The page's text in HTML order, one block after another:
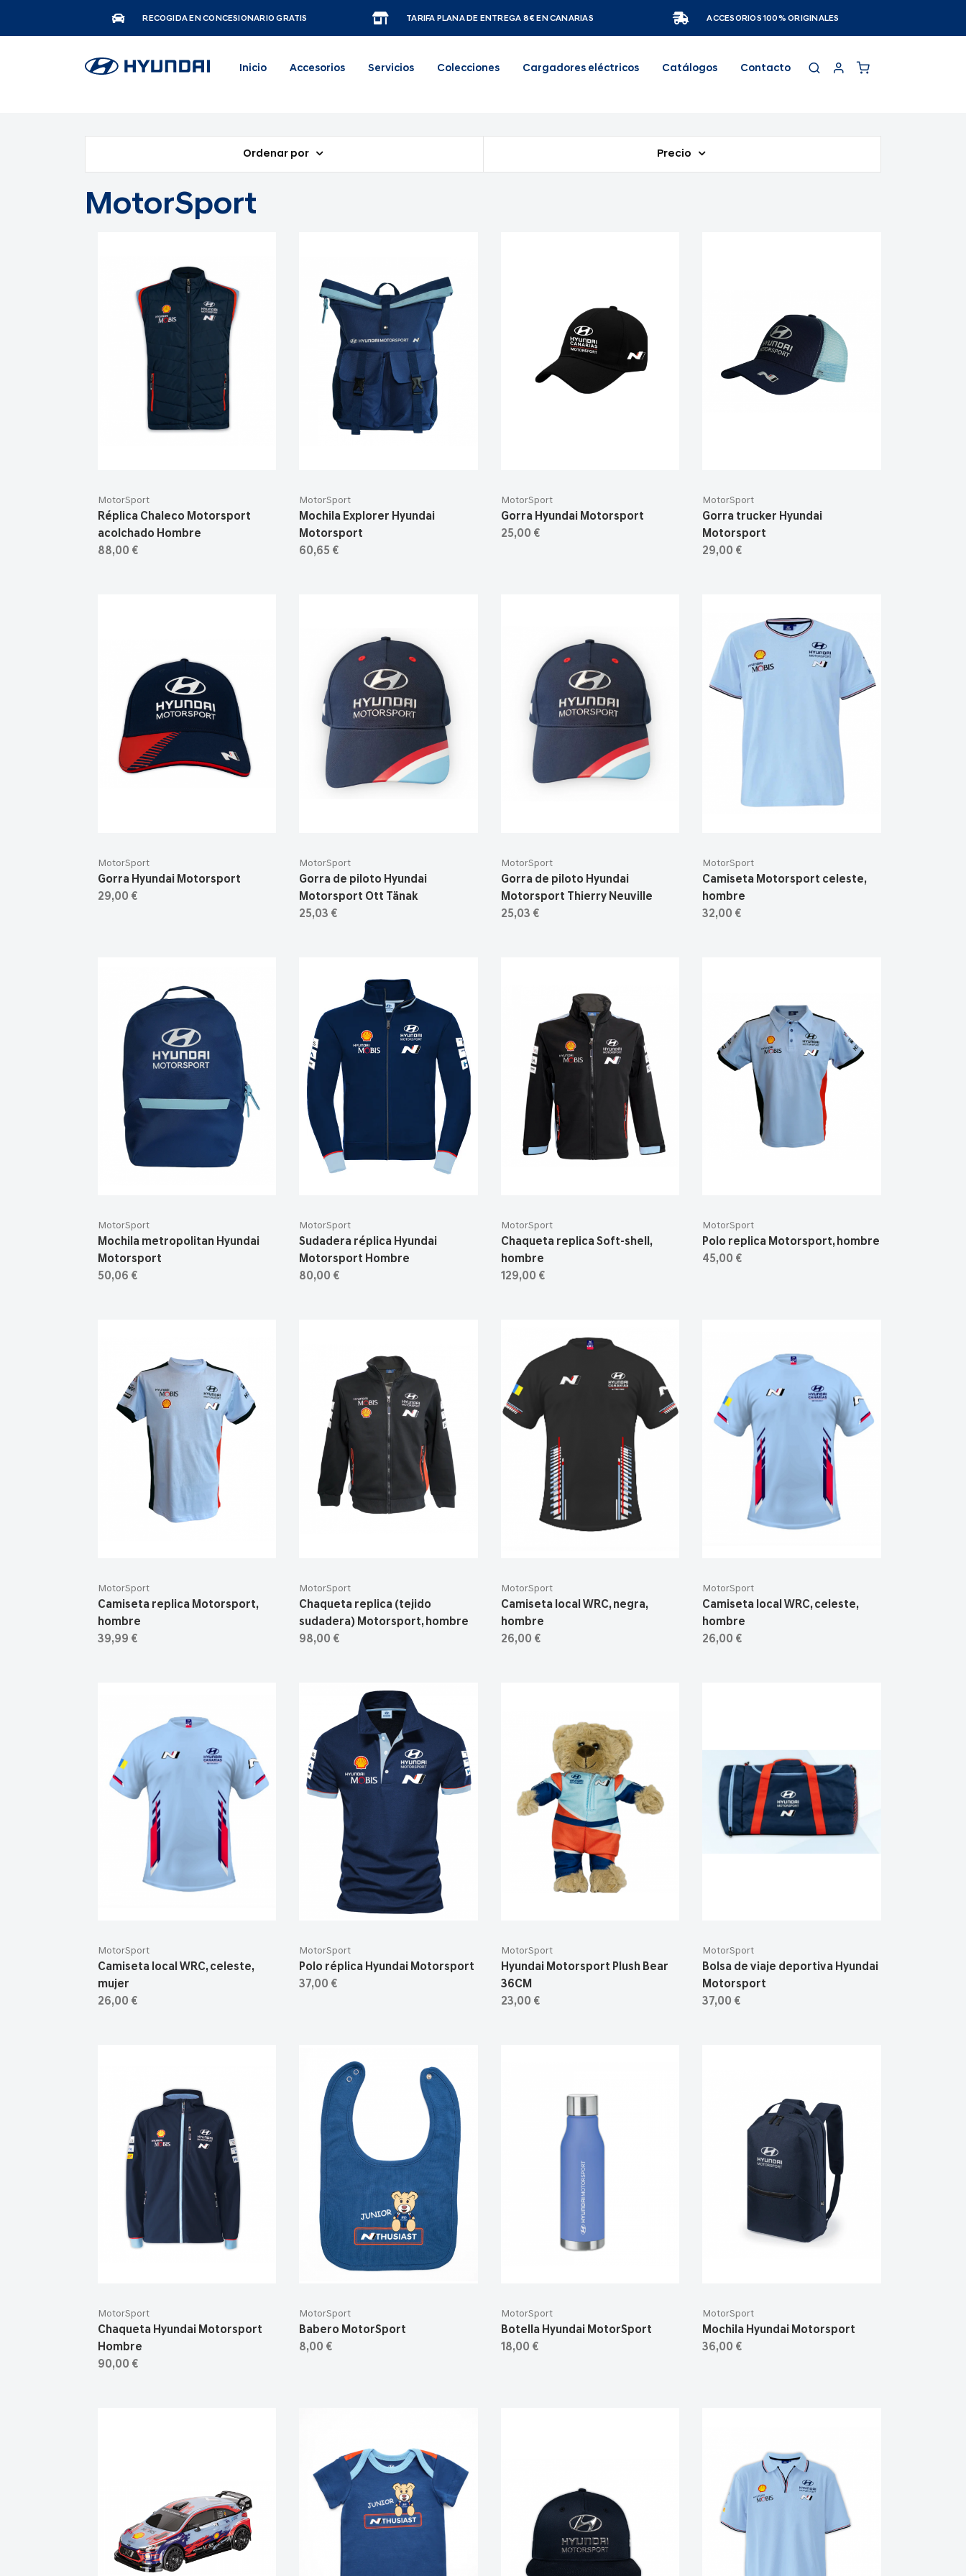
RECOGIDA EN CONCESIONARIO GRATIS TARIFA PLANA DE ENTREGA 8€ EN CANARIAS ACCESORIOS 100% ORIGINALES
Inicio Accesorios Servicios Colecciones Cargadores eléctricos Catálogos Contacto
Ordenar por Precio
MotorSport
MotorSport
Réplica Chaleco Motorsport
acolchado Hombre
88,00 €
MotorSport
Mochila Explorer Hyundai
Motorsport
60,65 €
MotorSport
Gorra Hyundai Motorsport
25,00 €
MotorSport
Gorra trucker Hyundai
Motorsport
29,00 €
MotorSport
Gorra Hyundai Motorsport
29,00 €
MotorSport
Gorra de piloto Hyundai
Motorsport Ott Tänak
25,03 €
MotorSport
Gorra de piloto Hyundai
Motorsport Thierry Neuville
25,03 €
MotorSport
Camiseta Motorsport celeste,
hombre
32,00 €
MotorSport
Mochila metropolitan Hyundai
Motorsport
50,06 €
MotorSport
Sudadera réplica Hyundai
Motorsport Hombre
80,00 €
MotorSport
Chaqueta replica Soft-shell,
hombre
129,00 €
MotorSport
Polo replica Motorsport, hombre
45,00 €
MotorSport
Camiseta replica Motorsport,
hombre
39,99 €
MotorSport
Chaqueta replica (tejido
sudadera) Motorsport, hombre
98,00 €
MotorSport
Camiseta local WRC, negra,
hombre
26,00 €
MotorSport
Camiseta local WRC, celeste,
hombre
26,00 €
MotorSport
Camiseta local WRC, celeste,
mujer
26,00 €
MotorSport
Polo réplica Hyundai Motorsport
37,00 €
MotorSport
Hyundai Motorsport Plush Bear
36CM
23,00 €
MotorSport
Bolsa de viaje deportiva Hyundai
Motorsport
37,00 €
MotorSport
Chaqueta Hyundai Motorsport
Hombre
90,00 €
MotorSport
Babero MotorSport
8,00 €
MotorSport
Botella Hyundai MotorSport
18,00 €
MotorSport
Mochila Hyundai Motorsport
36,00 €